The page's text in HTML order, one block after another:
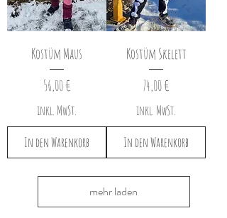
Kostüm Maus
Preis
56,00 €
inkl. MwSt.
In den Warenkorb
Kostüm Skelett
Preis
74,00 €
inkl. MwSt.
In den Warenkorb
mehr laden